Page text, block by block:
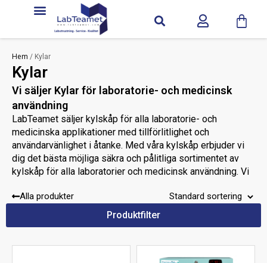
Hem / Kylar
Kylar
Vi säljer Kylar för laboratorie- och medicinsk
användning
LabTeamet säljer kylskåp för alla laboratorie- och
medicinska applikationer med tillförlitlighet och
användarvänlighet i åtanke. Med våra kylskåp erbjuder vi
dig det bästa möjliga säkra och pålitliga sortimentet av
kylskåp för alla laboratorier och medicinsk användning. Vi
kylskåp,Blodkylskåp Veterinärkylskåp.
Behöver du mer hjälp?Kontakta oss
hitta rätt kylskåp.
Alla produkter
Produktfilter